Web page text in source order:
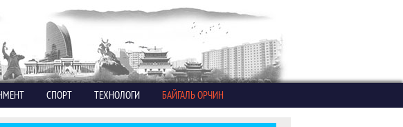
СПОРТ ТЕХНОЛОГИ БАЙГАЛЬ ОРЧИН